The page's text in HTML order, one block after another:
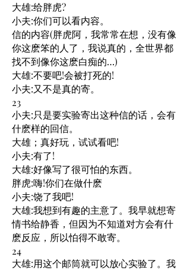
大雄:给胖虎?
小夫:你们可以看内容。
信的内容(胖虎阿，我常常在想，没有像
你这麽笨的人了，我说真的，全世界都
找不到像你这麽白痴的…)
大雄:不要吧!会被打死的!
小夫:又不是真的寄。
23
小夫:只是要实验寄出这种信的话，会有
什麽样的回信。
大雄；真好玩，试试看吧!
小夫:有了!
大雄:好像写了很可怕的东西。
胖虎:嗨!你们在做什麽
小夫:饶了我吧!
大雄:我想到有趣的主意了。我早就想寄
情书给静香，但因为不知道对方会有什
麽反应，所以怕得不敢寄。
24
大雄:用这个邮筒就可以放心实验了。我